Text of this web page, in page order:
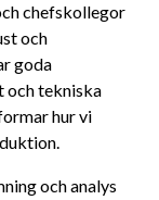
chefskollegor
och
goda
och tekniska
hur vi
och analys